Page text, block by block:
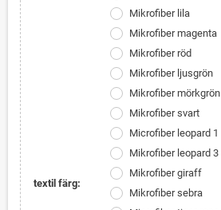
textil färg:
Mikrofiber lila
Mikrofiber magenta
Mikrofiber röd
Mikrofiber ljusgrön
Mikrofiber mörkgrön
Mikrofiber svart
Microfiber leopard 1
Mikrofiber leopard 3
Mikrofiber giraff
Mikrofiber sebra